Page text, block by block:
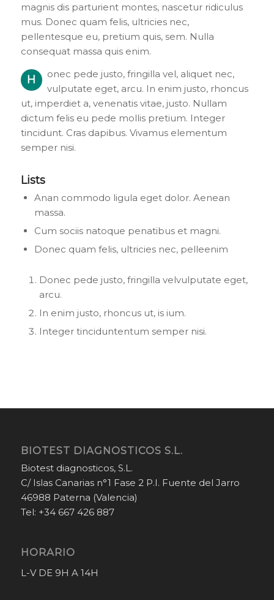
magnis dis parturient montes, nascetur ridiculus
mus. Donec quam felis, ultricies nec,
pellentesque eu, pretium quis, sem. Nulla
consequat massa quis enim.
H
onec pede justo, fringilla vel, aliquet nec,
vulputate eget, arcu. In enim justo, rhoncus
ut, imperdiet a, venenatis vitae, justo. Nullam
dictum felis eu pede mollis pretium. Integer
tincidunt. Cras dapibus. Vivamus elementum
semper nisi.
Lists
Anan commodo ligula eget dolor. Aenean
massa.
Cum sociis natoque penatibus et magni.
Donec quam felis, ultricies nec, pelleenim
Donec pede justo, fringilla velvulputate eget,
arcu.
In enim justo, rhoncus ut, is ium.
Integer tinciduntentum semper nisi.
BIOTEST DIAGNOSTICOS S.L.
Biotest diagnosticos, S.L.
C/ Islas Canarias n°1 Fase 2 P.I. Fuente del Jarro
46988 Paterna (Valencia)
Tel: +34 667 426 887
HORARIO
L-V DE 9H A 14H